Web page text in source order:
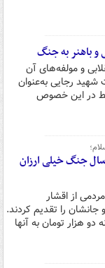
و باهنر به جنگ
و مولفه‌های آن
شهید رجایی به‌عنوان
در این خصوص
جنگ خیلی ارزان
از اقشار
جانشان را تقدیم کردند.
هزار تومان به آنها